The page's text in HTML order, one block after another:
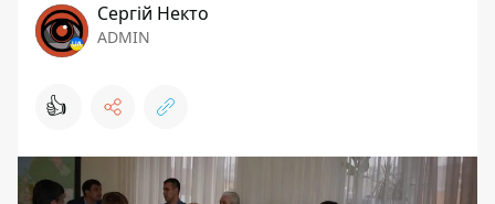
Сергій Некто
ADMIN
👍